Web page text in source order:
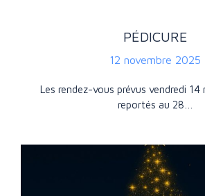
PÉDICURE
12 novembre 2025
Les rendez-vous prévus vendredi 14
reportés au 28…